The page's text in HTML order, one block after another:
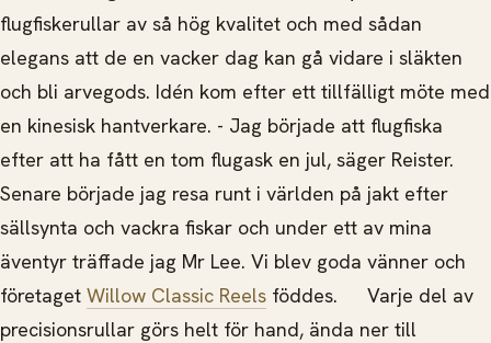
flugfiskerullar av så hög kvalitet och med sådan
elegans att de en vacker dag kan gå vidare i släkten
och bli arvegods. Idén kom efter ett tillfälligt möte med
en kinesisk hantverkare. - Jag började att flugfiska
efter att ha fått en tom flugask en jul, säger Reister.
Senare började jag resa runt i världen på jakt efter
sällsynta och vackra fiskar och under ett av mina
äventyr träffade jag Mr Lee. Vi blev goda vänner och
företaget Willow Classic Reels föddes. Varje del av
precisionsrullar görs helt för hand, ända ner till